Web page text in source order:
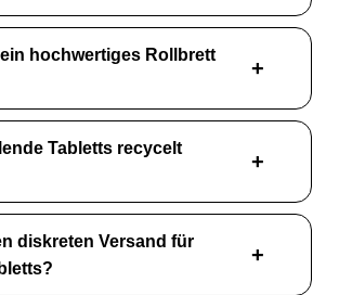
hochwertiges Rollbrett
Tabletts recycelt
diskreten Versand für